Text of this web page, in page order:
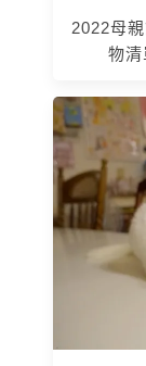
2022母
物清